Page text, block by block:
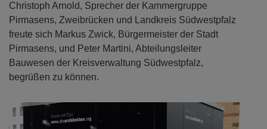
Christoph Arnold, Sprecher der Kammergruppe
Pirmasens, Zweibrücken und Landkreis Südwestpfalz
freute sich Markus Zwick, Bürgermeister der Stadt
Pirmasens, und Peter Martini, Abteilungsleiter
Bauwesen der Kreisverwaltung Südwestpfalz,
begrüßen zu können.
Previous Next